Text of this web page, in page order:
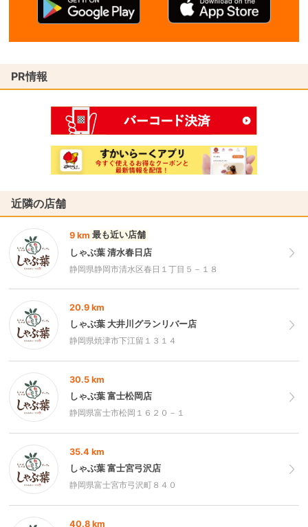
PR情報
近隣の店舗
9 km 最も近い店舗
しゃぶ葉 清水春日店
静岡県静岡市清水区春日１丁目５－１８
20.9 km
しゃぶ葉 大井川グランリバー店
静岡県焼津市下江留１３１４
30.5 km
しゃぶ葉 富士松岡店
静岡県富士市松岡１６２０－１
35.4 km
しゃぶ葉 富士宮弓沢店
静岡県富士宮市弓沢町８４０
40.8 km